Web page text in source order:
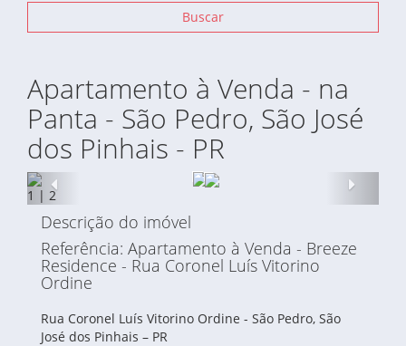
Buscar
Apartamento à Venda - na
Panta - São Pedro, São José
dos Pinhais - PR
Anterior
1 | 2
Descrição do imóvel
Referência: Apartamento à Venda - Breeze
Residence - Rua Coronel Luís Vitorino
Ordine
Rua Coronel Luís Vitorino Ordine - São Pedro, São
José dos Pinhais – PR